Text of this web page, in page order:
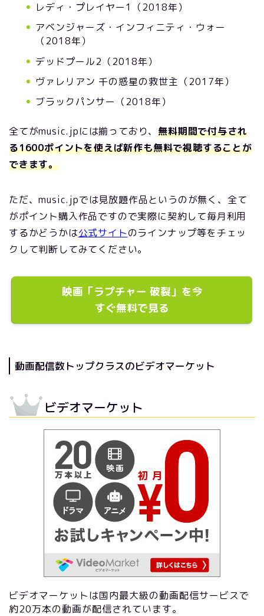
レディ・プレイヤー1（2018年）
アベンジャーズ・インフィニティ・ウォー
（2018年）
デッドプール2（2018年）
ヴァレリアン 千の惑星の救世主（2017年）
ブラックパンサー（2018年）
全てがmusic.jpには揃っており、無料期間で付与され
る1600ポイントを使えば新作も無料で視聴することが
できます。
ただ、music.jpでは見放題作品というのが無く、全て
がポイント購入作品ですので実際に契約して毎月利用
するかどうかは公式サイトのラインナップ等をチェッ
クして判断してみてください。
映画「ラプチャー 破裂」を今
すぐ無料で見る
動画配信数トップクラスのビデオマーケット
ビデオマーケット
ビデオマーケットは国内最大級の動画配信サービスで
約20万本の動画が配信されています。